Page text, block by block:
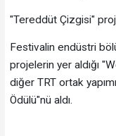
"Tereddüt Çizgisi"
Festivalin endüstri
projelerin yer aldığı
diğer TRT ortak
Ödülü"nü aldı.